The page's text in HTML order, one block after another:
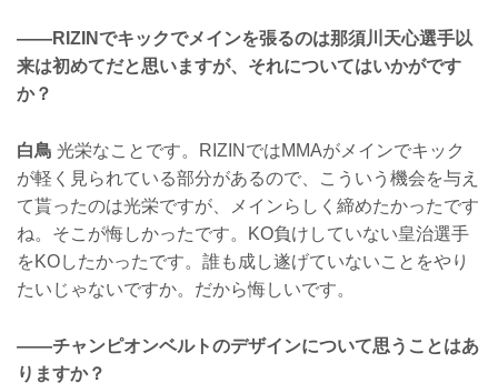
——RIZINでキックでメインを張るのは那須川天心選手以
来は初めてだと思いますが、それについてはいかがです
か？
白鳥 光栄なことです。RIZINではMMAがメインでキック
が軽く見られている部分があるので、こういう機会を与え
て貰ったのは光栄ですが、メインらしく締めたかったです
ね。そこが悔しかったです。KO負けしていない皇治選手
をKOしたかったです。誰も成し遂げていないことをやり
たいじゃないですか。だから悔しいです。
——チャンピオンベルトのデザインについて思うことはあ
りますか？